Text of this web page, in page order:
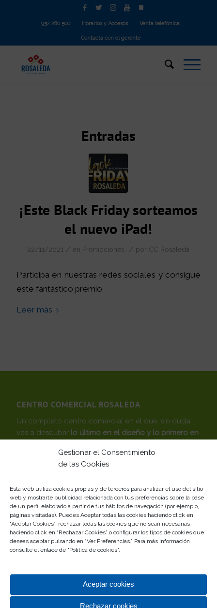
Gestionar el Consentimiento
de las Cookies
Esta web utiliza cookies propias y de terceros para analizar el uso del sitio
web y mostrarte publicidad relacionada con tus preferencias sobre la base
de un perfil elaborado a partir de tus hábitos de navegación (por ejemplo,
páginas visitadas). Puedes Aceptar todas las cookies haciendo click en
“Aceptar Cookies”, rechazar todas las cookies que no sean necesarias
haciendo click en “Rechazar Cookies” o configurar los tipos de cookies que
deseas aceptar pulsando en “Ver Preferencias.” Para más información
consulte el enlace de "Política de cookies".
Aceptar cookies
Rechazar cookies
952 280 500 Horarios y Accesos Venta telefónica
Contacta con el gerente
Entradas
¡Este Black Friday sorteamos
el nuevo iPad!
22/11/2021 / en Promociones / por CC Rosaleda
Participa en nuestras redes sociales y consigue
este fantástico premio
Leer más
CENTRO COMERCIAL ROSALEDA
Un completo centro comercial en el que, sin duda,
vas a descubrir lo último en el diseño y lo primero en
Tu centro comercial de siempre… Desde siempre con
Gestionado por
TOP CATEGORÍAS